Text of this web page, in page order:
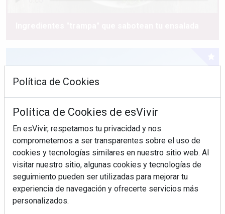
¿Sabes en qué consiste el síndrome metabólico?
Política de Cookies
Política de Cookies de esVivir
En esVivir, respetamos tu privacidad y nos
comprometemos a ser transparentes sobre el uso de
cookies y tecnologías similares en nuestro sitio web. Al
visitar nuestro sitio, algunas cookies y tecnologías de
seguimiento pueden ser utilizadas para mejorar tu
experiencia de navegación y ofrecerte servicios más
personalizados.